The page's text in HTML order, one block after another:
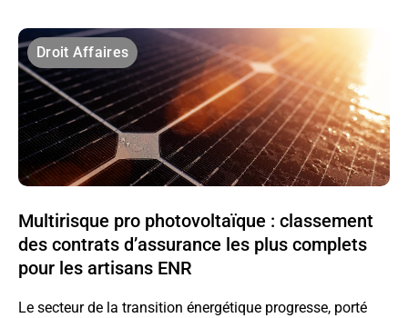
Droit Affaires
Multirisque pro photovoltaïque : classement
des contrats d’assurance les plus complets
pour les artisans ENR
Le secteur de la transition énergétique progresse, porté